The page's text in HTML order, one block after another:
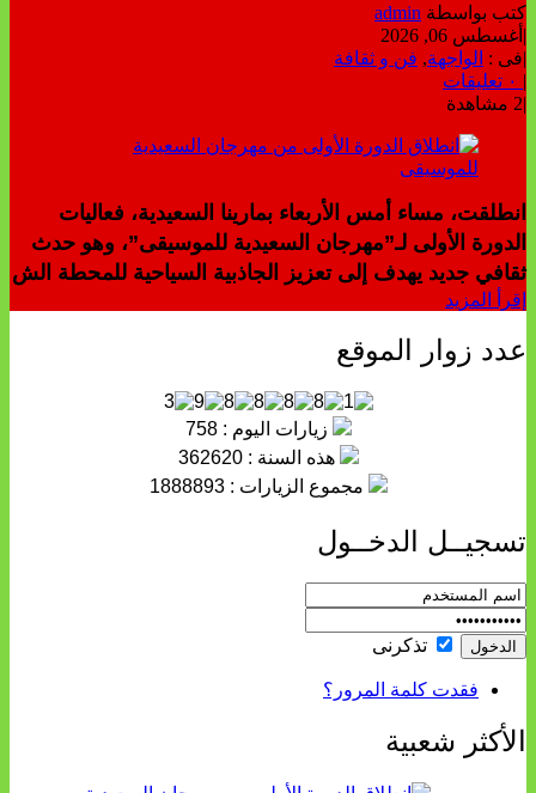
كتب بواسطة admin
| أغسطس 06, 2026
|فى : الواجهة, فن و ثقافة
|
|2 مشاهدة
انطلقت، مساء أمس الأربعاء بمارينا السعيدية، فعاليات
الدورة الأولى لـ”مهرجان السعيدية للموسيقى”، وهو حدث
ثقافي جديد يهدف إلى تعزيز الجاذبية السياحية للمحطة الش
إقرأ المزيد
عدد زوار الموقع
زيارات اليوم : 758
هذه السنة : 362620
مجموع الزيارات : 1888893
تسجيــل الدخــول
تذكرنى
فقدت كلمة المرور؟
الأكثر شعبية